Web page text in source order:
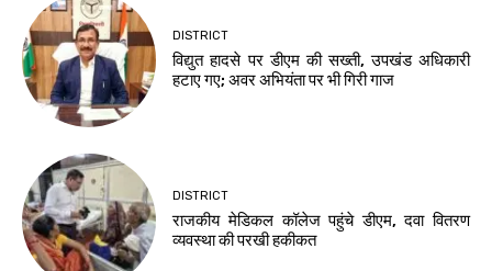
DISTRICT
विद्युत हादसे पर डीएम की सख्ती, उपखंड अधिकारी
हटाए गए; अवर अभियंता पर भी गिरी गाज
DISTRICT
राजकीय मेडिकल कॉलेज पहुंचे डीएम, दवा वितरण
व्यवस्था की परखी हकीकत